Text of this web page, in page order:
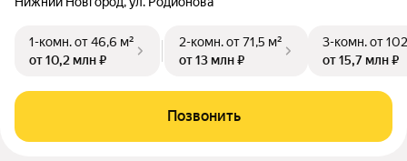
1-комн.от 46,6 м²
от 10,2 млн ₽
2-комн.от 71,5 м²
от 13 млн ₽
3-комн.от
от 15,7 млн ₽
Позвонить